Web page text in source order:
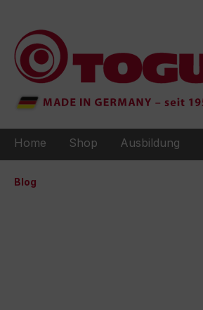
Home Shop Ausbildung
Blog